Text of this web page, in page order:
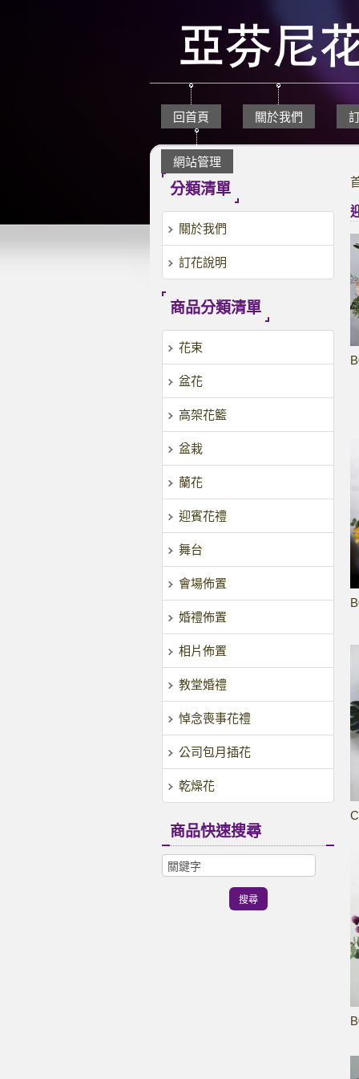
回首頁 關於我們
網站管理
分類清單
關於我們
訂花說明
商品分類清單
花束
盆花
高架花籃
盆栽
蘭花
迎賓花禮
舞台
會場佈置
婚禮佈置
相片佈置
教堂婚禮
悼念喪事花禮
公司包月插花
乾燥花
商品快速搜尋